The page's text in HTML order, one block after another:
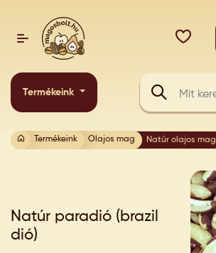
Termékeink
Termékeink Olajos mag Natúr olajos mag
Natúr paradió (brazil
dió)